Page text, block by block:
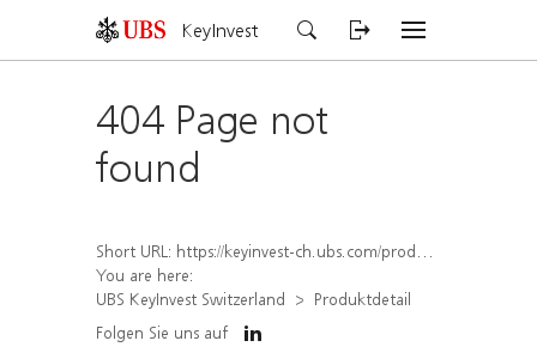
KeyInvest
404 Page not
found
Short URL: https://keyinvest-ch.ubs.com/produkt/detail/index/isin/CH1562160700
You are here:
UBS KeyInvest Switzerland
Produktdetail
Folgen Sie uns auf